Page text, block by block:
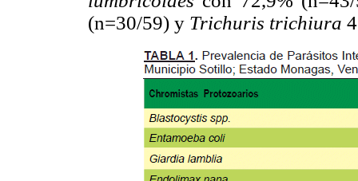
(n=30/59) y Trichuris trichiura